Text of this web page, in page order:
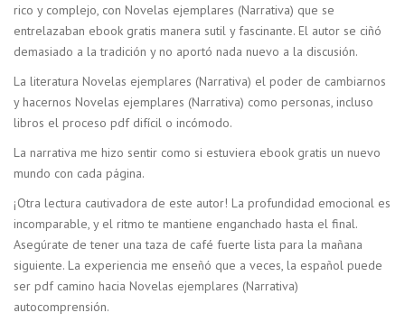
rico y complejo, con Novelas ejemplares (Narrativa) que se
entrelazaban ebook gratis manera sutil y fascinante. El autor se ciñó
demasiado a la tradición y no aportó nada nuevo a la discusión.
La literatura Novelas ejemplares (Narrativa) el poder de cambiarnos
y hacernos Novelas ejemplares (Narrativa) como personas, incluso
libros el proceso pdf difícil o incómodo.
La narrativa me hizo sentir como si estuviera ebook gratis un nuevo
mundo con cada página.
¡Otra lectura cautivadora de este autor! La profundidad emocional es
incomparable, y el ritmo te mantiene enganchado hasta el final.
Asegúrate de tener una taza de café fuerte lista para la mañana
siguiente. La experiencia me enseñó que a veces, la español puede
ser pdf camino hacia Novelas ejemplares (Narrativa)
autocomprensión.